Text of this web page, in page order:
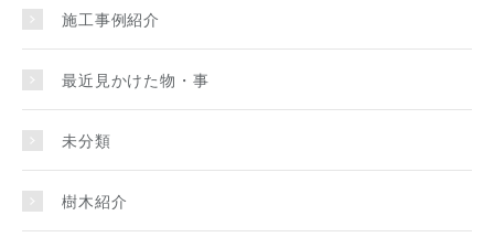
施工事例紹介
最近見かけた物・事
未分類
樹木紹介